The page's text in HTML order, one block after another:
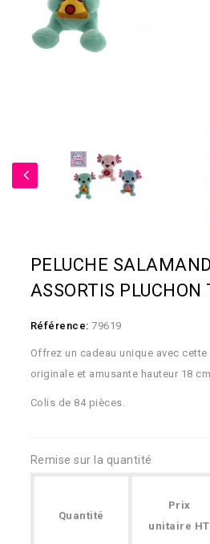
PELUCHE
ASSORTIS PLUCHON
Référence: 79619
Offrez un cadeau unique avec
originale et amusante hauteur 18 cm.
Colis de 84 pièces.
Remise sur la quantité
Quantité
Prix
unitaire HT